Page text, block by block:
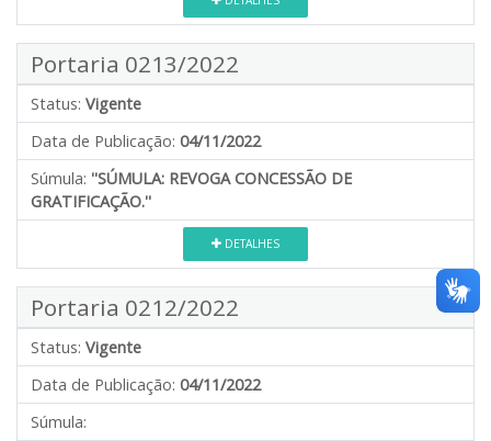
Portaria 0213/2022
Status: Vigente
Data de Publicação: 04/11/2022
Súmula: ''SÚMULA: REVOGA CONCESSÃO DE
GRATIFICAÇÃO.''
DETALHES
Portaria 0212/2022
Status: Vigente
Data de Publicação: 04/11/2022
Súmula: